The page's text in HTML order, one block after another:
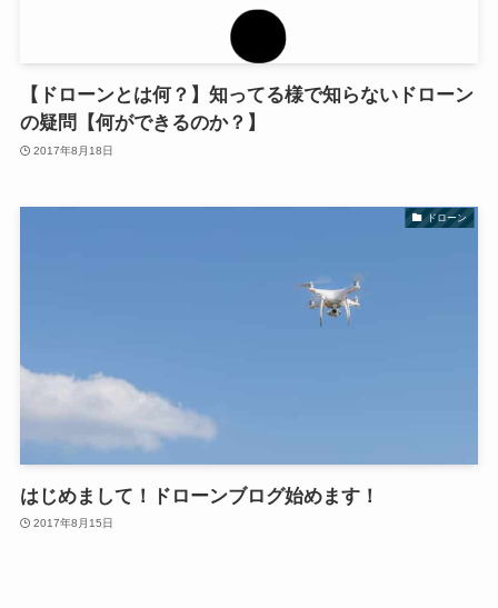
【ドローンとは何？】知ってる様で知らないドローン
の疑問【何ができるのか？】
2017年8月18日
ドローン
はじめまして！ドローンブログ始めます！
2017年8月15日